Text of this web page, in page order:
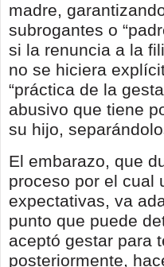
madre,
subrogantes o
si la renuncia a la
no se hiciera
“práctica de la
abusivo que tiene
su hijo,
El embarazo, que
proceso por el cual
expectativas, va
punto que puede
aceptó gestar para
posteriormente,